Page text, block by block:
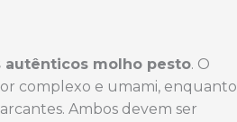
molho pesto. O
complexo e umami, enquanto
Ambos devem ser